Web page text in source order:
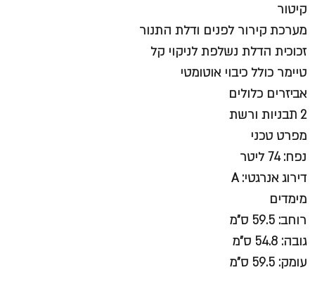
קיטור
מערכת קירור לפנים ודלת התנור
זכוכית הדלת נשלפת לניקוי קל
טיימר כולל כיבוי אוטומטי
אביזרים כלולים
2 תבניות ורשת
מפרט טכני
נפח: 74 ליטר
דירוג אנרגטי: A
מימדים
רוחב: 59.5 ס"מ
גובה: 54.8 ס"מ
עומק: 59.5 ס"מ